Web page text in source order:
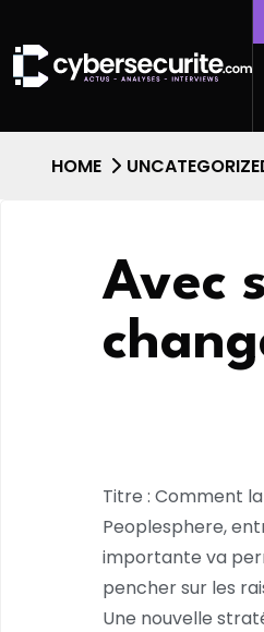
permettant l’escalade de
HOME
Avec
Titre : Comment
Peoplesphere,
importante va
pencher sur les
Une nouvelle